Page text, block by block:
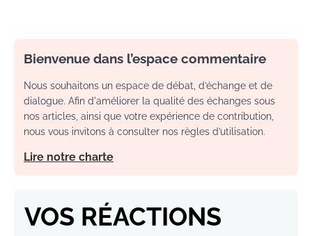
Bienvenue dans l’espace commentaire
Nous souhaitons un espace de débat, d’échange et de
dialogue. Afin d'améliorer la qualité des échanges sous
nos articles, ainsi que votre expérience de contribution,
nous vous invitons à consulter nos règles d’utilisation.
Lire notre charte
VOS RÉACTIONS